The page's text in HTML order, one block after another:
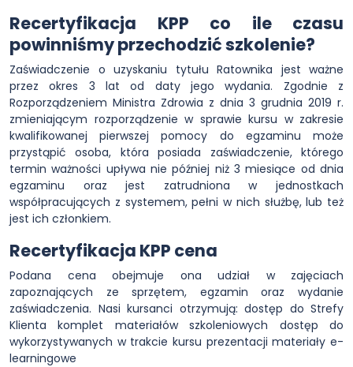
Recertyfikacja KPP co ile czasu
powinniśmy przechodzić szkolenie?
Zaświadczenie o uzyskaniu tytułu Ratownika jest ważne
przez okres 3 lat od daty jego wydania. Zgodnie z
Rozporządzeniem Ministra Zdrowia z dnia 3 grudnia 2019 r.
zmieniającym rozporządzenie w sprawie kursu w zakresie
kwalifikowanej pierwszej pomocy do egzaminu może
przystąpić osoba, która posiada zaświadczenie, którego
termin ważności upływa nie później niż 3 miesiące od dnia
egzaminu oraz jest zatrudniona w jednostkach
współpracujących z systemem, pełni w nich służbę, lub też
jest ich członkiem.
Recertyfikacja KPP cena
Podana cena obejmuje ona udział w zajęciach
zapoznających ze sprzętem, egzamin oraz wydanie
zaświadczenia. Nasi kursanci otrzymują: dostęp do Strefy
Klienta komplet materiałów szkoleniowych dostęp do
wykorzystywanych w trakcie kursu prezentacji materiały e-
learningowe